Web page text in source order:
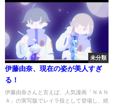
未分類
伊藤由奈、現在の姿が美人すぎ
る！
伊藤由奈さんと言えば、人気漫画「ＮＡＮ
Ａ」の実写版でレイラ役として登場し、絶